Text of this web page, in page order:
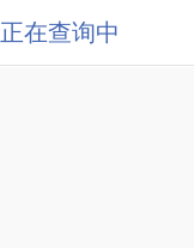
正在查询中